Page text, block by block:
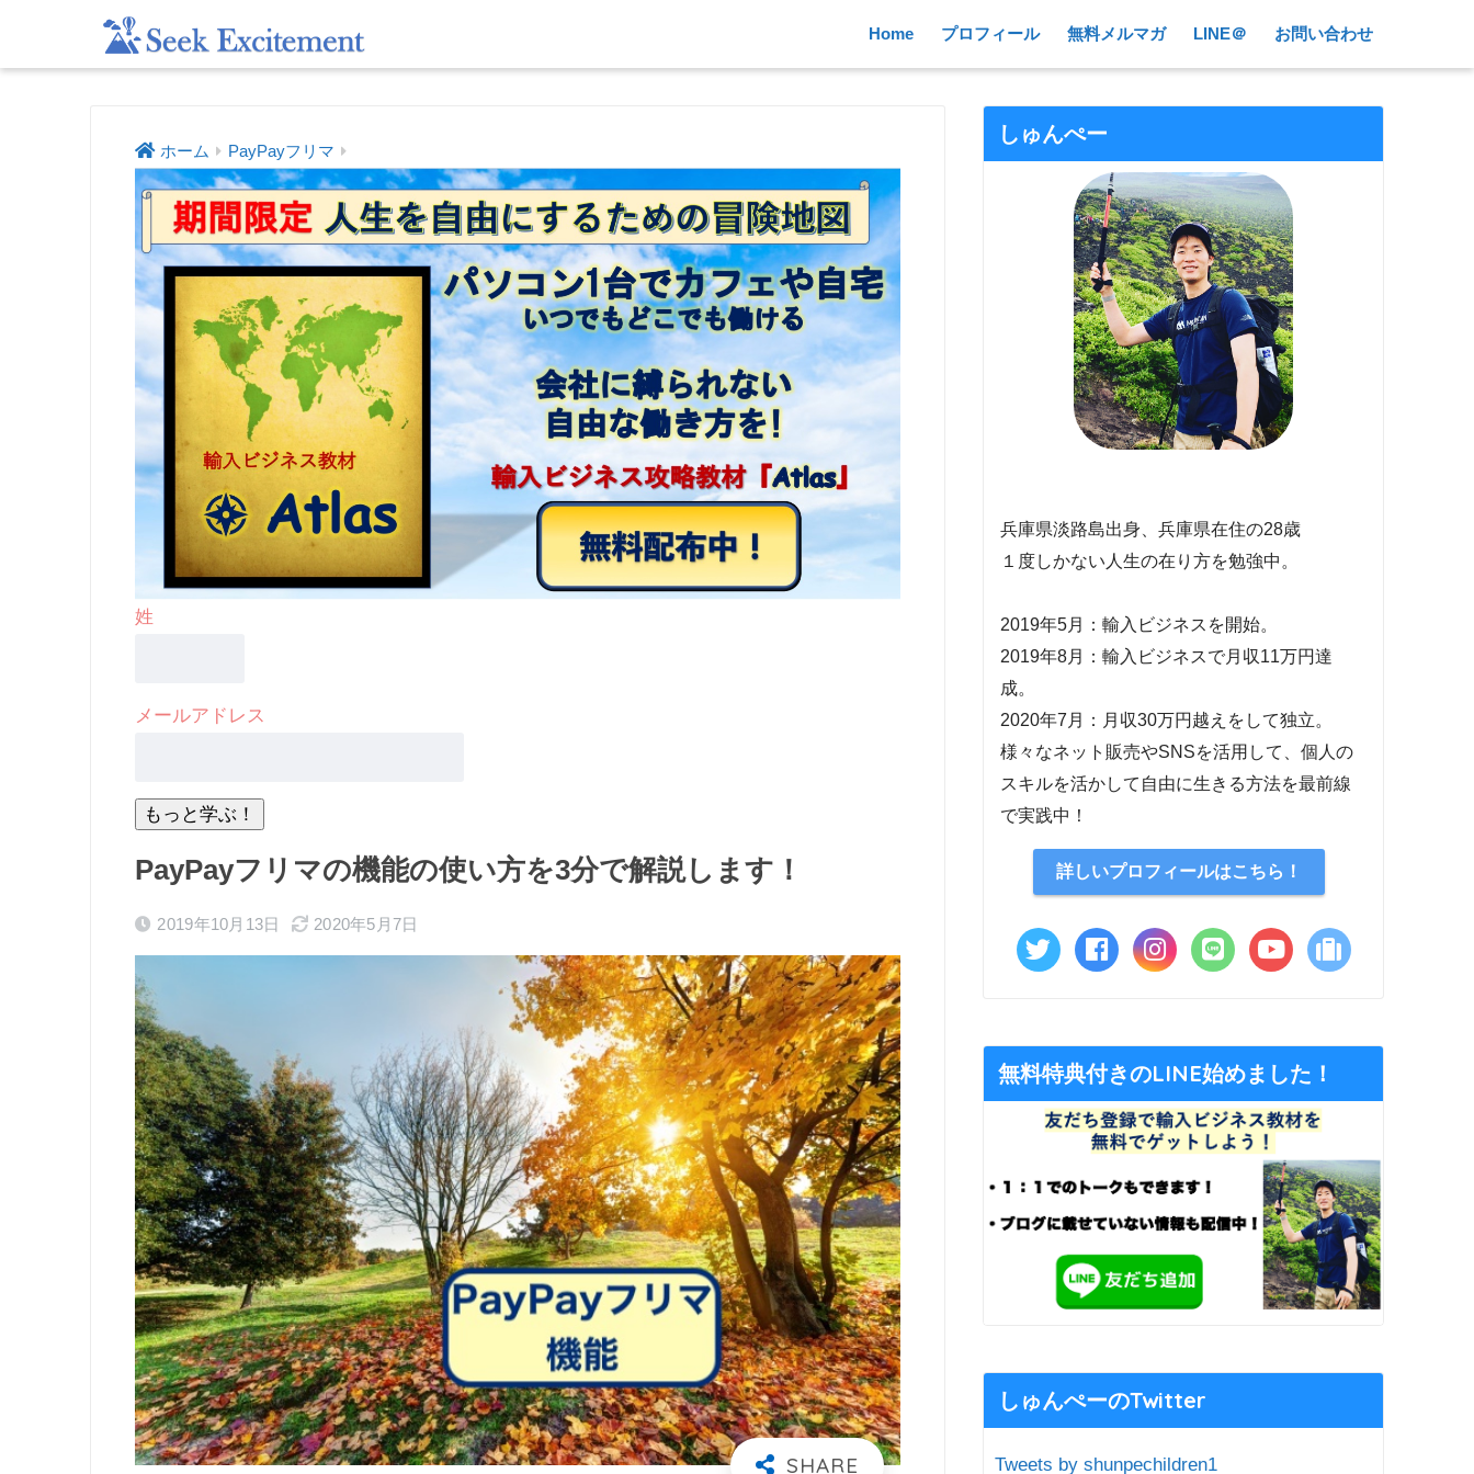
Home プロフィール 無料メルマガ LINE＠ お問い合わせ
ホーム PayPayフリマ
姓
メールアドレス
PayPayフリマの機能の使い方を3分で解説します！
2019年10月13日 2020年5月7日
しゅんぺー
兵庫県淡路島出身、兵庫県在住の28歳
１度しかない人生の在り方を勉強中。
2019年5月：輸入ビジネスを開始。
2019年8月：輸入ビジネスで月収11万円達
成。
2020年7月：月収30万円越えをして独立。
様々なネット販売やSNSを活用して、個人の
スキルを活かして自由に生きる方法を最前線
で実践中！
詳しいプロフィールはこちら！
無料特典付きのLINE始めました！
しゅんぺーのTwitter
Tweets by shunpechildren1